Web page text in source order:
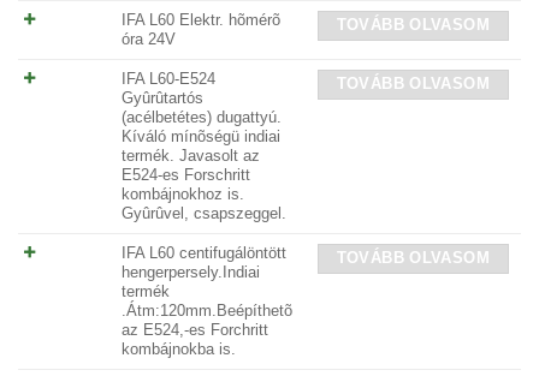
IFA L60 Elektr. hõmérõ
óra 24V
TOVÁBB OLVASOM
IFA L60-E524
Gyûrûtartós
(acélbetétes) dugattyú.
Kíváló mínõségü indiai
termék. Javasolt az
E524-es Forschritt
kombájnokhoz is.
Gyûrûvel, csapszeggel.
TOVÁBB OLVASOM
IFA L60 centifugálöntött
hengerpersely.Indiai
termék
.Átm:120mm.Beépíthetõ
az E524,-es Forchritt
kombájnokba is.
TOVÁBB OLVASOM